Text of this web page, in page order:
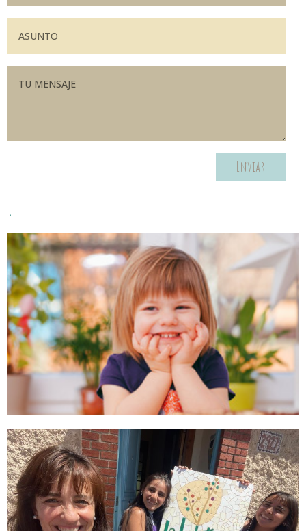
Enviar
.